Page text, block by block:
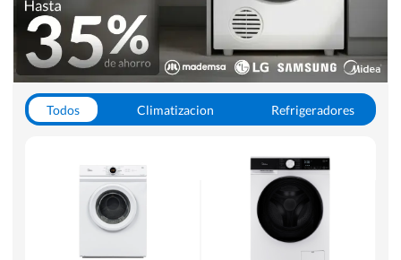
Todos Climatizacion
Refrigeradores
Otros